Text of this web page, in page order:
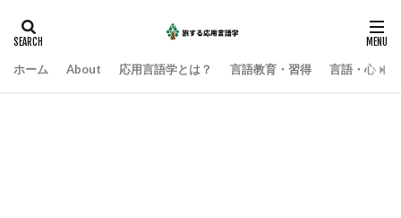
ホーム About 応用言語学とは？ 言語教育・習得 言語・心・